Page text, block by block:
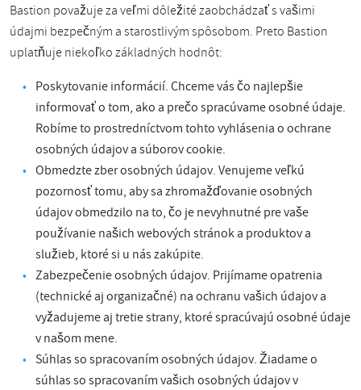
Bastion považuje za veľmi dôležité zaobchádzať s vašimi
údajmi bezpečným a starostlivým spôsobom. Preto Bastion
uplatňuje niekoľko základných hodnôt:
Poskytovanie informácií. Chceme vás čo najlepšie
informovať o tom, ako a prečo spracúvame osobné údaje.
Robíme to prostredníctvom tohto vyhlásenia o ochrane
osobných údajov a súborov cookie.
Obmedzte zber osobných údajov. Venujeme veľkú
pozornosť tomu, aby sa zhromažďovanie osobných
údajov obmedzilo na to, čo je nevyhnutné pre vaše
používanie našich webových stránok a produktov a
služieb, ktoré si u nás zakúpite.
Zabezpečenie osobných údajov. Prijímame opatrenia
(technické aj organizačné) na ochranu vašich údajov a
vyžadujeme aj tretie strany, ktoré spracúvajú osobné údaje
v našom mene.
Súhlas so spracovaním osobných údajov. Žiadame o
súhlas so spracovaním vašich osobných údajov v